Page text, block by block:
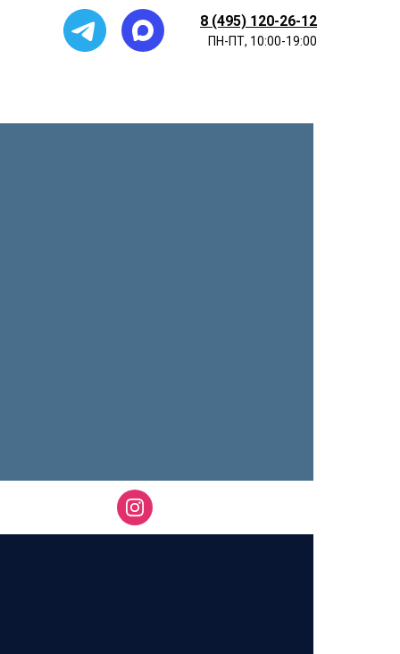
8 (495) 120-26-12
ПН-ПТ, 10:00-19:00